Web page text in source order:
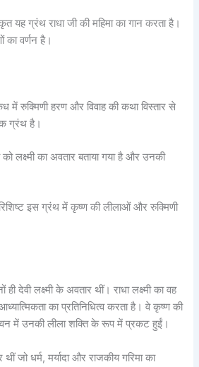
यह ग्रंथ राधा जी की महिमा का गान करता है।
का वर्णन है।
में रुक्मिणी हरण और विवाह की कथा विस्तार से
ग्रंथ है।
लक्ष्मी का अवतार बताया गया है और उनकी
इस ग्रंथ में कृष्ण की लीलाओं और रुक्मिणी
ही देवी लक्ष्मी के अवतार थीं। राधा लक्ष्मी का वह
का प्रतिनिधित्व करता है। वे कृष्ण की
में उनकी लीला शक्ति के रूप में प्रकट हुईं।
थीं जो धर्म, मर्यादा और राजकीय गरिमा का